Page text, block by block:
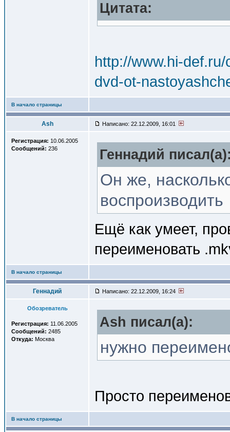
Цитата:
http://www.hi-
dvd-ot-
В начало страницы
Ash Написано: 22.12.2009, 16:01
Регистрация: 10.06.2005
Сообщений: 236 Геннадий
Он же,
воспроизводить
Ещё как умеет,
переименовать
В начало страницы
Геннадий Написано: 22.12.2009, 16:24
Обозреватель
Регистрация: 11.06.2005
Сообщений: 2485
Откуда: Москва
Ash писал(a):
нужно
Просто
В начало страницы